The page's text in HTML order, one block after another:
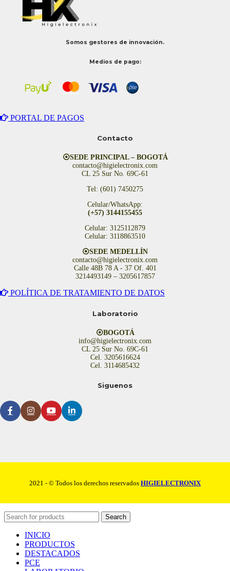
Somos gestores de innovación.
Medios de pago:
PORTAL DE PAGOS
Contacto
⦿SEDE PRINCIPAL – BOGOTÁ
contacto@higielectronix.com
CL 25 Sur No. 69C-61
Tel: (601) 7450275
Celular/WhatsApp:
(+57) 3144155455
Celular: 3125112879
Celular: 3118863510
⦿SEDE MEDELLÍN
contacto@higielectronix.com
Calle 48B 78 A - 37 Of. 401
3214493149 – 3205617857
POLÍTICA DE TRATAMIENTO DE DATOS
Laboratorio
⦿BOGOTÁ
info@higielectronix.com
CL 25 Sur No. 69C-61
Cel. 3205616624
Cel. 3114685432
Siguenos
2021 - © Todos los derechos reservados HIGIELECTRONIX
Search
INICIO
PRODUCTOS
DESTACADOS
PCE